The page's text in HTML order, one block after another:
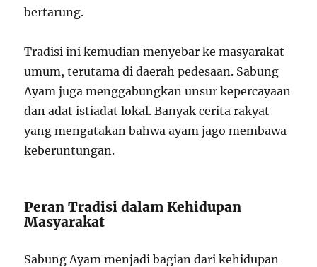
bertarung.
Tradisi ini kemudian menyebar ke masyarakat
umum, terutama di daerah pedesaan. Sabung
Ayam juga menggabungkan unsur kepercayaan
dan adat istiadat lokal. Banyak cerita rakyat
yang mengatakan bahwa ayam jago membawa
keberuntungan.
Peran Tradisi dalam Kehidupan
Masyarakat
Sabung Ayam menjadi bagian dari kehidupan